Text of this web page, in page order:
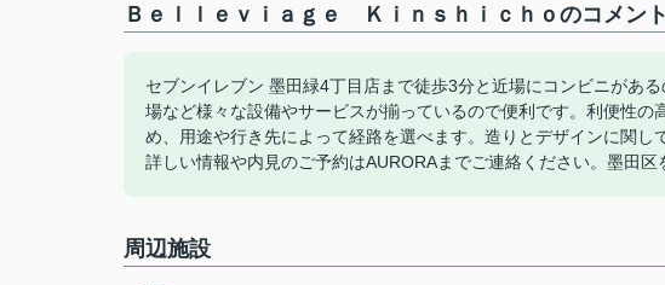
Ｂｅｌｌｅｖｉａｇｅ Ｋｉｎｓｈｉｃｈｏのコメン
セブンイレブン 墨田緑4丁目店まで徒歩3分と近場にコンビニがあ
場など様々な設備やサービスが揃っているので便利です。利便性
め、用途や行き先によって経路を選べます。造りとデザインに関
詳しい情報や内見のご予約はAURORAまでご連絡ください。墨田区
周辺施設